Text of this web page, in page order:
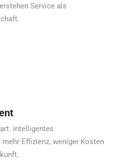
Service als
intelligentes
Effizienz, weniger Kosten